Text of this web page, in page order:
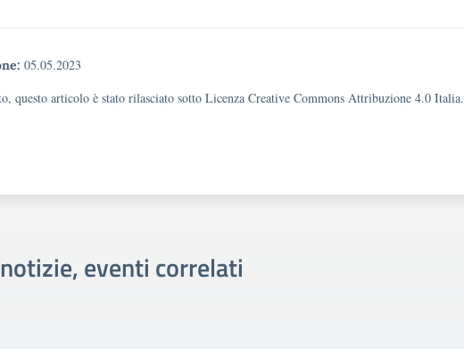
05.05.2023
questo articolo è stato rilasciato sotto Licenza Creative Commons Attribuzione 4.0 Italia.
eventi correlati